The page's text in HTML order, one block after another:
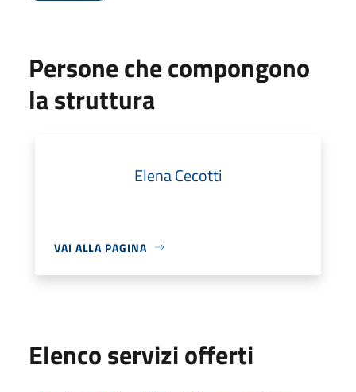
Persone che compongono
la struttura
Elena Cecotti
VAI ALLA PAGINA
Elenco servizi offerti